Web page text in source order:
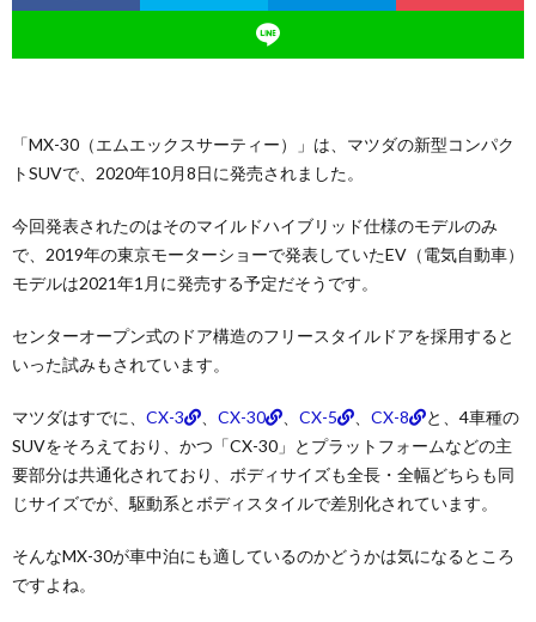
「MX-30（エムエックスサーティー）」は、マツダの新型コンパク
トSUVで、2020年10月8日に発売されました。
今回発表されたのはそのマイルドハイブリッド仕様のモデルのみ
で、2019年の東京モーターショーで発表していたEV（電気自動車）
モデルは2021年1月に発売する予定だそうです。
センターオープン式のドア構造のフリースタイルドアを採用すると
いった試みもされています。
マツダはすでに、 CX-3 CX-30 CX-5 CX-8
と、4車種の
SUVをそろえており、かつ「CX-30」とプラットフォームなどの主
要部分は共通化されており、ボディサイズも全長・全幅どちらも同
じサイズでが、駆動系とボディスタイルで差別化されています。
そんなMX-30が車中泊にも適しているのかどうかは気になるところ
ですよね。